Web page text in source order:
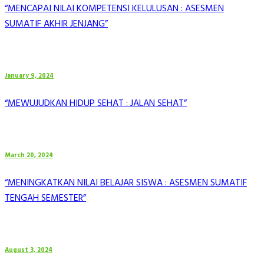
“MENCAPAI NILAI KOMPETENSI KELULUSAN : ASESMEN
SUMATIF AKHIR JENJANG”
January 9, 2024
“MEWUJUDKAN HIDUP SEHAT : JALAN SEHAT”
March 20, 2024
“MENINGKATKAN NILAI BELAJAR SISWA : ASESMEN SUMATIF
TENGAH SEMESTER”
August 3, 2024